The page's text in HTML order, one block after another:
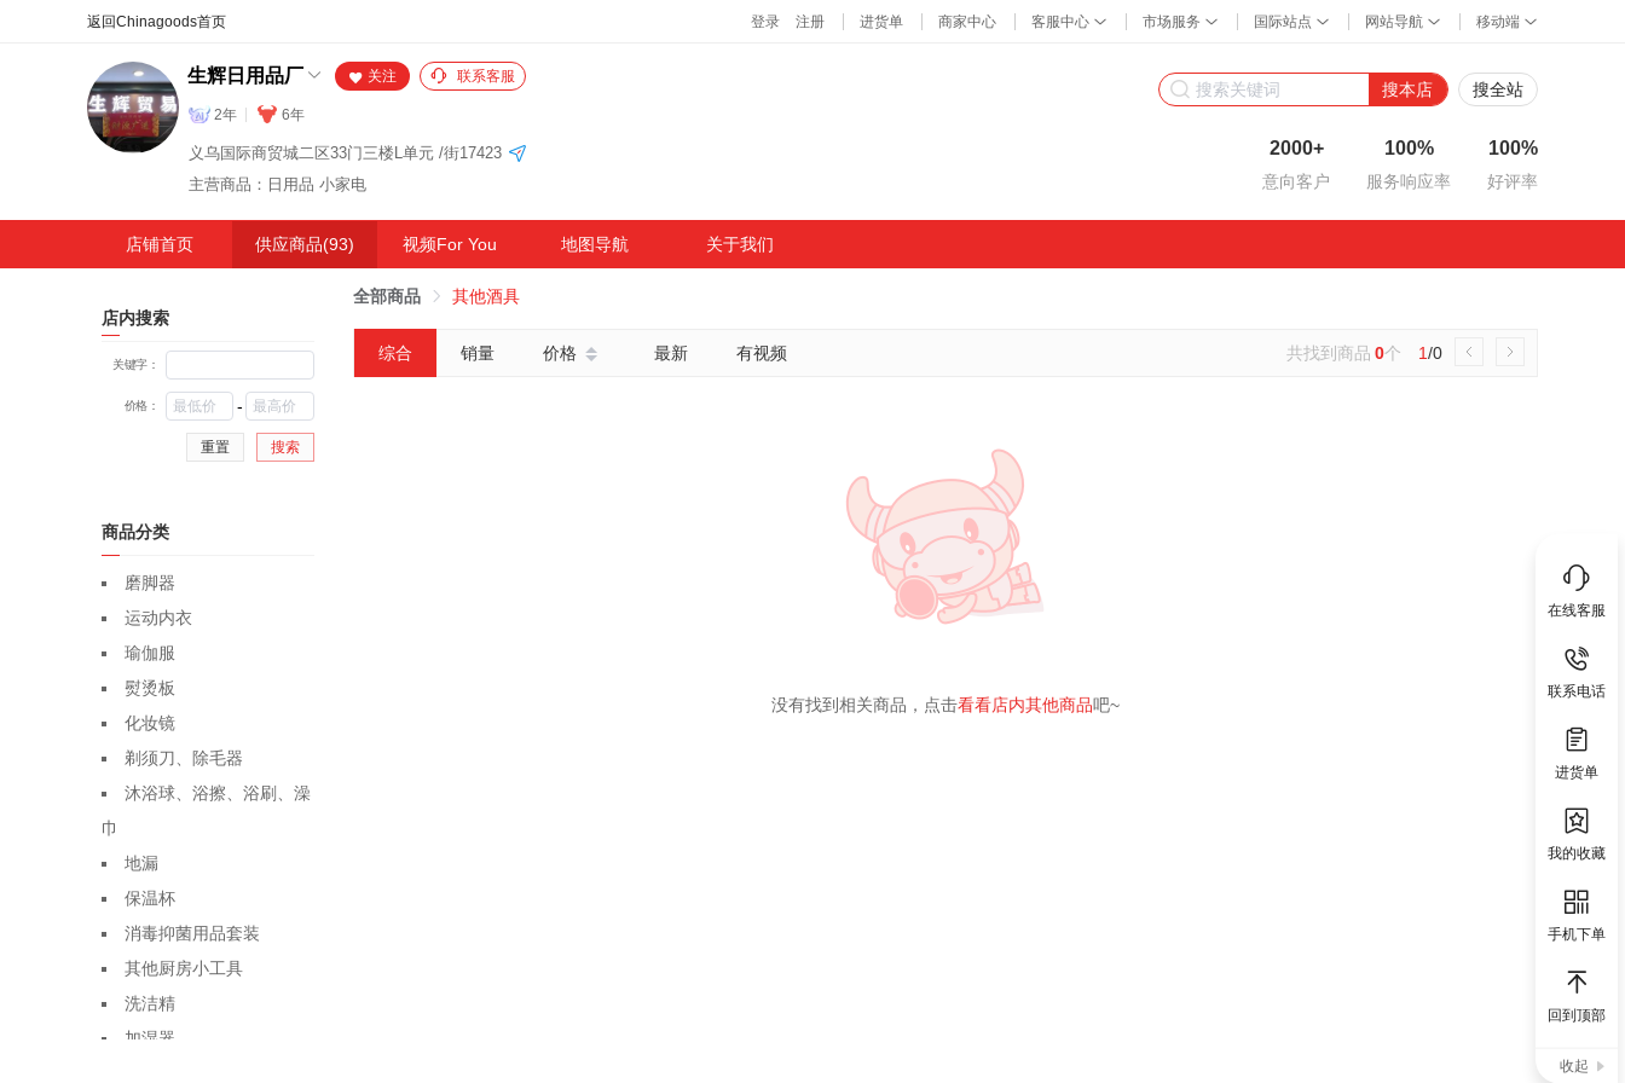
生辉日用品厂
2年 6年
关注 联系客服
义乌国际商贸城二区33门三楼L单元 /街17423
主营商品：日用品 小家电
搜本店 搜全站
2000+
意向客户
100%
服务响应率
100%
好评率
在线客服
联系电话
进货单
我的收藏
手机下单
回到顶部
收起
店铺首页 供应商品(93) 视频For You 地图导航 关于我们
店内搜索
关键字：
价格： -
重置 搜索
商品分类
磨脚器
运动内衣
瑜伽服
熨烫板
化妆镜
剃须刀、除毛器
沐浴球、浴擦、浴刷、澡
巾
地漏
保温杯
消毒抑菌用品套装
其他厨房小工具
洗洁精
加湿器
全部商品 其他酒具
综合 销量 价格 最新 有视频 共找到商品 0个 1/0
没有找到相关商品，点击看看店内其他商品吧~